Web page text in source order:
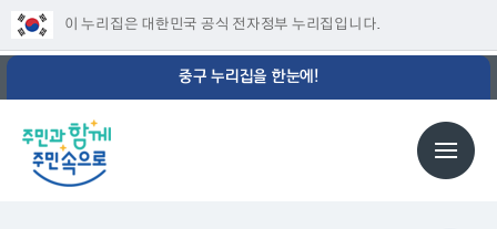
이 누리집은 대한민국 공식 전자정부 누리집입니다.
중구 누리집을 한눈에!